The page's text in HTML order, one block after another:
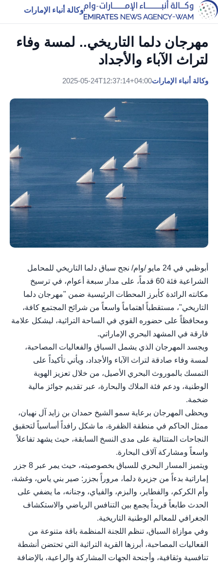
وكالة أنباء الإمارات
مهرجان دلما التاريخي.. لمسة وفاء
لتراث الآباء والأجداد
وكالة أنباء الإمارات2025-05-24T12:37:14+04:00
أبوظبي في 24 مايو /وام/ نجح سباق دلما التاريخي للمحامل
الشراعية فئة 60 قدماً، على مدار سبعة أعوام، في ترسيخ
مكانته الرائدة كأبرز المحطات الرئيسية ضمن "مهرجان دلما
التاريخي"، مستقطباً اهتماماً واسعاً من شرائح المجتمع كافة،
ومحافظاً على حضوره القوي في الساحة التراثية، ليشكل علامة
فارقة في المشهد البحري الإماراتي.
ويجسد المهرجان الذي يشمل السباق والفعاليات المصاحبة،
لمسة وفاء صادقة لتراث الآباء والأجداد، ويأتي تأكيداً على
التمسك بالموروث البحري الأصيل، من خلال تعزيز الهوية
الوطنية، ودعم فئة الملاك والبحارة، عبر تقديم جوائز مالية
ضخمة.
ويحظى المهرجان برعاية سمو الشيخ حمدان بن زايد آل نهيان،
ممثل الحاكم في منطقة الظفرة، ما شكل رافداً أساسياً لتحقيق
النجاحات المتتالية على مدى النسخ السابقة، حيث يشهد تفاعلاً
واسعاً ومشاركة آلاف البحارة.
ويتميز المسار البحري للسباق بخصوصيته، حيث يمر عبر 8 جزر
إماراتية بدءاً من جزيرة دلما، مروراً بجزر: صير بني ياس، وغشة،
وأم الكركم، والفطاير، والبزم، والفياي، وجنانه، ما يضفي على
الحدث طابعاً فريداً يجمع بين التنافس الرياضي والاستكشاف
الجغرافي للمعالم الوطنية التاريخية.
وفي موازاة السباق، تنظم اللجنة المنظمة باقة متنوعة من
الفعاليات المصاحبة، أبرزها القرية التراثية التي تحتضن أنشطة
تنافسية وثقافية، وأجنحة الجهات المشاركة والراعية، بالإضافة